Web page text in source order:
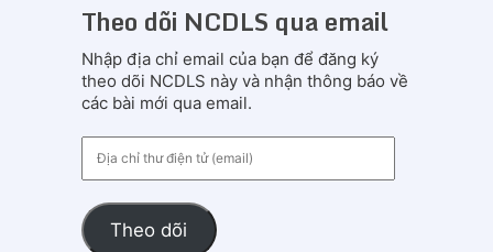
Theo dõi NCDLS qua email
Nhập địa chỉ email của bạn để đăng ký
theo dõi NCDLS này và nhận thông báo về
các bài mới qua email.
chỉ
điện
tử
Theo dõi